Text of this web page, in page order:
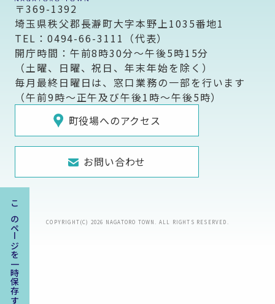
このページを一時保存する
〒369-1392
埼玉県秩父郡長瀞町大字本野上1035番地1
TEL：0494-66-3111（代表）
開庁時間：午前8時30分～午後5時15分
（土曜、日曜、祝日、年末年始を除く）
毎月最終日曜日は、窓口業務の一部を行います
（午前9時～正午及び午後1時～午後5時）
町役場へのアクセス
お問い合わせ
COPYRIGHT(C) 2026 NAGATORO TOWN. ALL RIGHTS RESERVED.